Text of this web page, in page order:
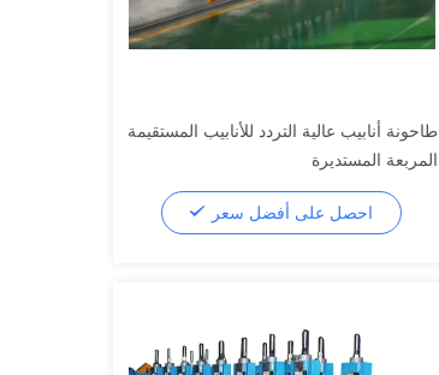
طاحونة أنابيب عالية التردد للأنابيب المستقيمة
المربعة المستديرة
احصل على أفضل سعر